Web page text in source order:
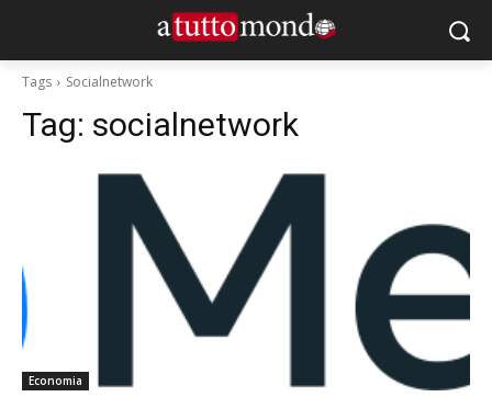
Tags Socialnetwork
Tag: socialnetwork
Economia